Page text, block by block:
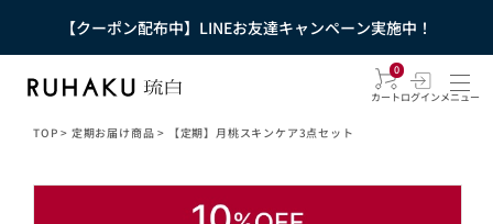
【クーポン配布中】LINEお友達キャンペーン実施中！
0
カートログインメニュー
TOP > 定期お届け商品 > 【定期】月桃スキンケア3点セット